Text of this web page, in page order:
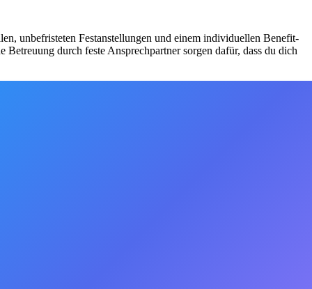
unbefristeten Festanstellungen und einem individuellen Benefit-
durch feste Ansprechpartner sorgen dafür, dass du dich